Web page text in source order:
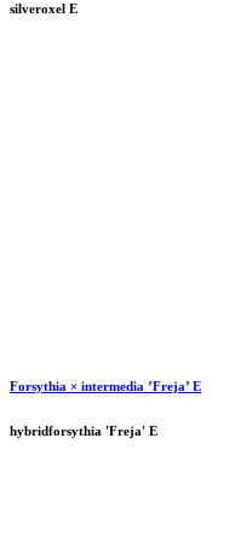
silveroxel E
Forsythia × intermedia ’Freja’ E
hybridforsythia 'Freja' E